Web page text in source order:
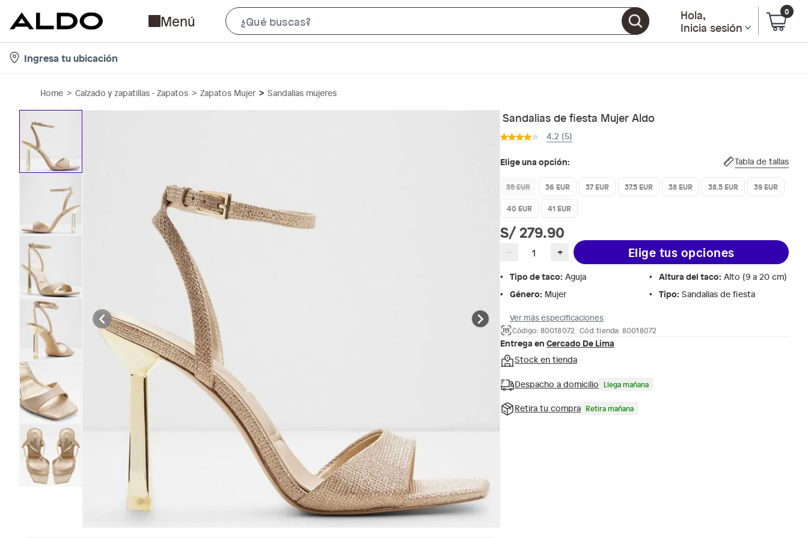
Menú
e
B
Hola,
Inicia sesión
0
Ingresa tu ubicación
Home Calzado y zapatillas - Zapatos Zapatos Mujer Sandalias mujeres
Sandalias de fiesta Mujer Aldo
4.2 (5)
Elige una opción: Tabla de tallas
35 EUR 36 EUR 37 EUR 37.5 EUR 38 EUR 38.5 EUR
39 EUR
40 EUR
41 EUR
S/ 279.90
− + Elige tus opciones
Tipo de taco: Aguja Altura del taco: Alto (9 a 20 cm)
Género: Mujer Tipo: Sandalias de fiesta
Ver más especificaciones
Código: 80018072 Cód. tienda: 80018072
Entrega en Cercado De Lima
Stock en tienda
Despacho a domicilio Llega mañana
Retira tu compra Retira mañana